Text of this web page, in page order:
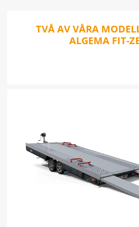
TVÅ AV VÅRA
ALGEMA FIT-